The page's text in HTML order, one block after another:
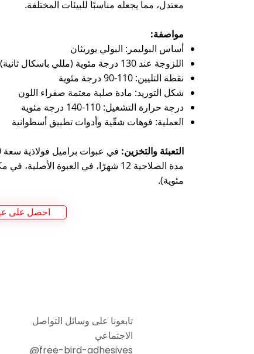
معتدل، مما يجعله مناسبًا للبيئات المختلفة.
مواصفة:
أساس البوليمر: البولي يوريثان
اللزوجة عند 130 درجة مئوية (مللي باسكال ثانية): 30000 - 40000
نقطة التليين: 110-90 درجة مئوية
شكل التوريد: مادة صلبة معتمة صفراء اللون
درجة حرارة التشغيل: 110-140 درجة مئوية
العملية: فوهات شقّية وأدوات تطبيق أسطوانية
التعبئة والتخزين: في عبوات براميل فولاذية سعة 20 كجم. 24 برميل/منصة نقالة
مئوية).
احصل على
تابعونا على وسائل التواصل
الاجتماعي
@free-bird-adhesives